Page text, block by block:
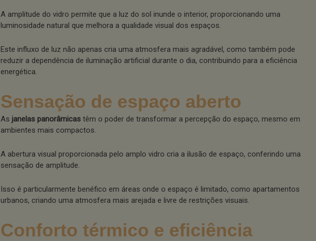
A amplitude do vidro permite que a luz do sol inunde o interior, proporcionando uma
luminosidade natural que melhora a qualidade visual dos espaços.
Este influxo de luz não apenas cria uma atmosfera mais agradável, como também pode
reduzir a dependência de iluminação artificial durante o dia, contribuindo para a eficiência
energética.
Sensação de espaço aberto
As janelas panorâmicas têm o poder de transformar a percepção do espaço, mesmo em
ambientes mais compactos.
A abertura visual proporcionada pelo amplo vidro cria a ilusão de espaço, conferindo uma
sensação de amplitude.
Isso é particularmente benéfico em áreas onde o espaço é limitado, como apartamentos
urbanos, criando uma atmosfera mais arejada e livre de restrições visuais.
Conforto térmico e eficiência